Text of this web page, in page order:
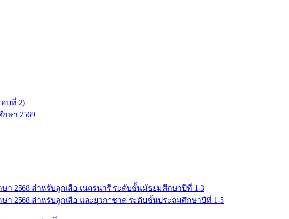
บที่ 2)
ษา 2569
า 2568 สำหรับลูกเสือ เนตรนารี ระดับชั้นมัธยมศึกษาปีที่ 1-3
า 2568 สำหรับลูกเสือ และยุวกาชาด ระดับชั้นประถมศึกษาปีที่ 1-5